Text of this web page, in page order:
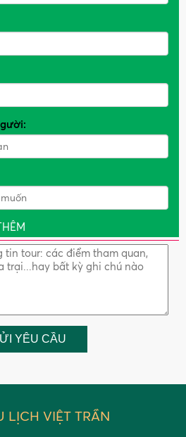
YÊU CẦU
LỊCH VIỆT TRẦN